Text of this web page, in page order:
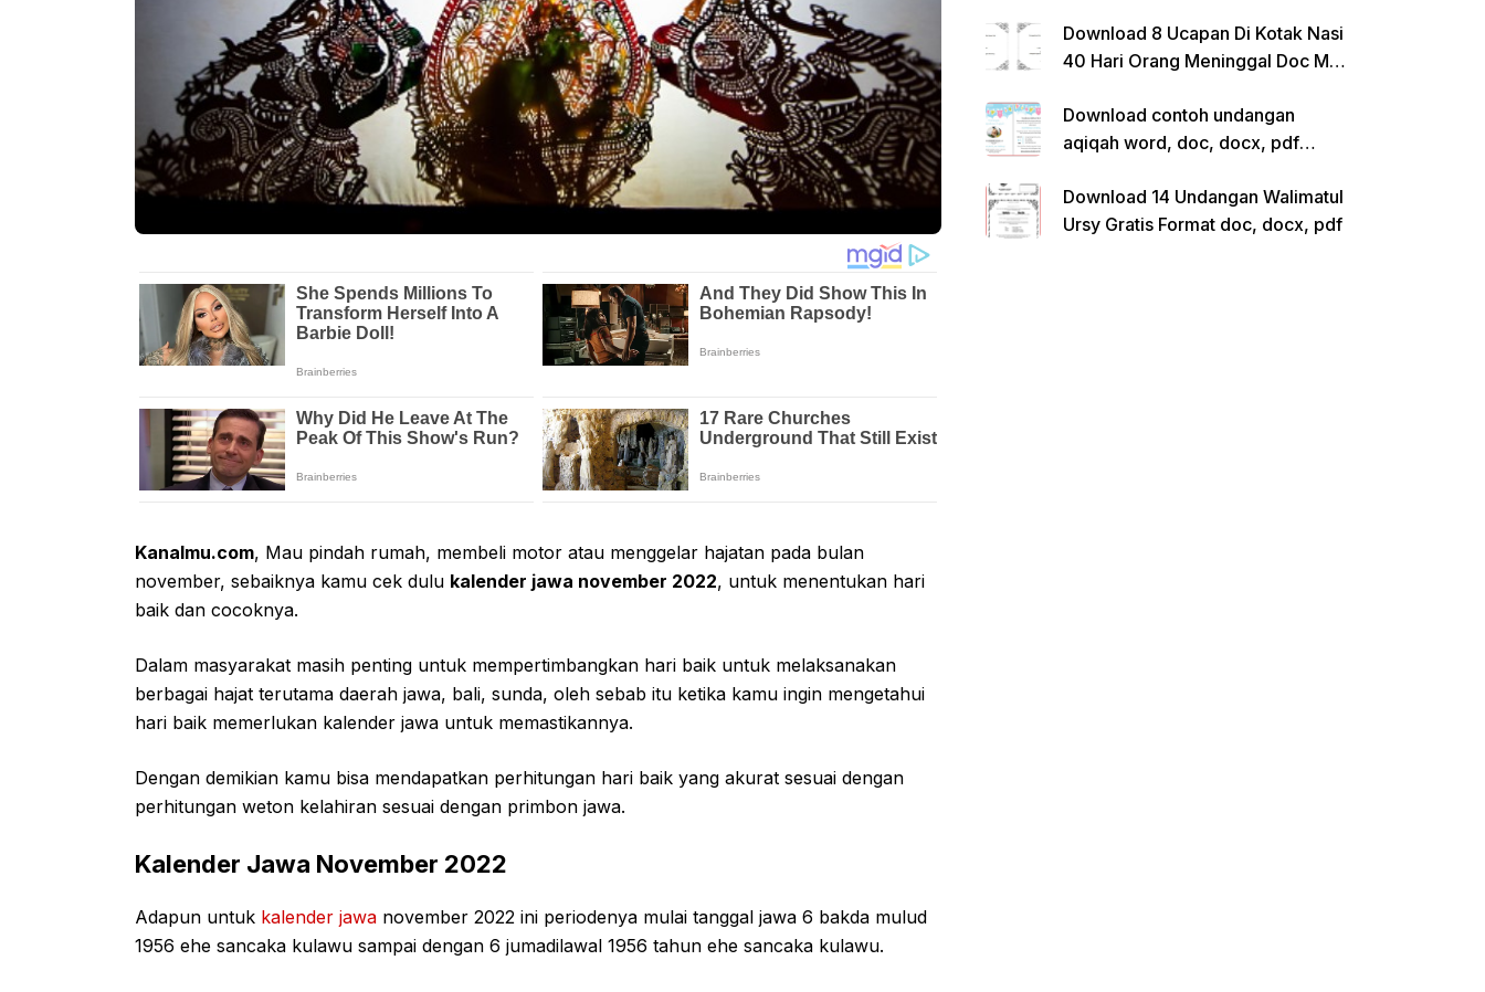
Kanalmu.com, Mau pindah rumah, membeli motor atau menggelar hajatan pada bulan
november, sebaiknya kamu cek dulu kalender jawa november 2022, untuk menentukan hari
baik dan cocoknya.
Dalam masyarakat masih penting untuk mempertimbangkan hari baik untuk melaksanakan
berbagai hajat terutama daerah jawa, bali, sunda, oleh sebab itu ketika kamu ingin mengetahui
hari baik memerlukan kalender jawa untuk memastikannya.
Dengan demikian kamu bisa mendapatkan perhitungan hari baik yang akurat sesuai dengan
perhitungan weton kelahiran sesuai dengan primbon jawa.
Kalender Jawa November 2022
Adapun untuk kalender jawa november 2022 ini periodenya mulai tanggal jawa 6 bakda mulud
1956 ehe sancaka kulawu sampai dengan 6 jumadilawal 1956 tahun ehe sancaka kulawu.
Download 8 Ucapan Di Kotak Nasi
40 Hari Orang Meninggal Doc Ms.
Download contoh undangan
aqiqah word, doc, docx, pdf
Download 14 Undangan Walimatul
Ursy Gratis Format doc, docx, pdf